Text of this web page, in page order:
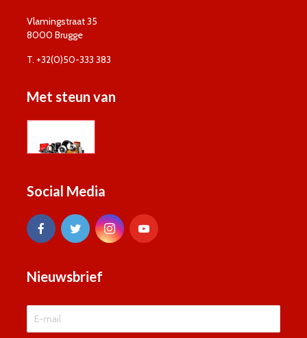
Vlamingstraat 35
8000 Brugge
T. +32(0)50-333 383
Met steun van
Social Media
Nieuwsbrief